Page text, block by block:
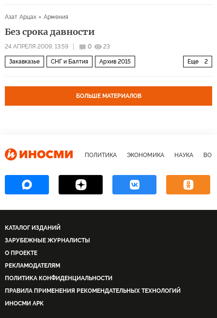
Азат Арцах Армения
Без срока давности
24 АПРЕЛЯ 2009, 13:59 0 23
Еще 2
Закавказье СНГ и Балтия Архив 2015
БОЛЬШЕ МАТЕРИАЛОВ
ПОЛИТИКА ЭКОНОМИКА НАУКА
КАТАЛОГ ИЗДАНИЙ
ЗАРУБЕЖНЫЕ ЖУРНАЛИСТЫ
О ПРОЕКТЕ
РЕКЛАМОДАТЕЛЯМ
ПОЛИТИКА КОНФИДЕНЦИАЛЬНОСТИ
ПРАВИЛА ПРИМЕНЕНИЯ РЕКОМЕНДАТЕЛЬНЫХ ТЕХНОЛОГИЙ
ИНОСМИ APK